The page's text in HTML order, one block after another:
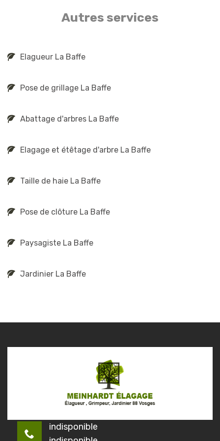
Autres services
Elagueur La Baffe
Pose de grillage La Baffe
Abattage d'arbres La Baffe
Elagage et étêtage d'arbre La Baffe
Taille de haie La Baffe
Pose de clôture La Baffe
Paysagiste La Baffe
Jardinier La Baffe
indisponible